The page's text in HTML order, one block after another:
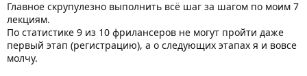
Главное скрупулезно выполнить всё шаг за шагом по моим 7
лекциям.
По статистике 9 из 10 фрилансеров не могут пройти даже
первый этап (регистрацию), а о следующих этапах я и вовсе
молчу.